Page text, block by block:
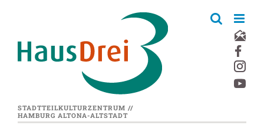
STADTTEILKULTURZENTRUM //
HAMBURG ALTONA-ALTSTADT